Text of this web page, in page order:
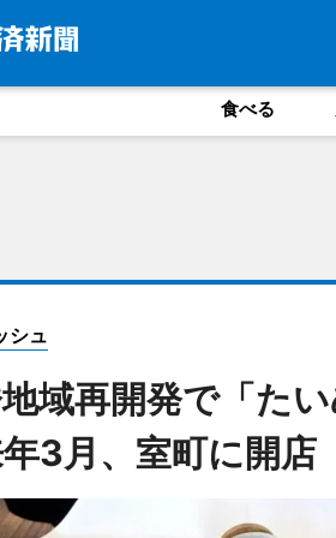
食べる
シュ
地域再開発で「た
3月、室町に開店